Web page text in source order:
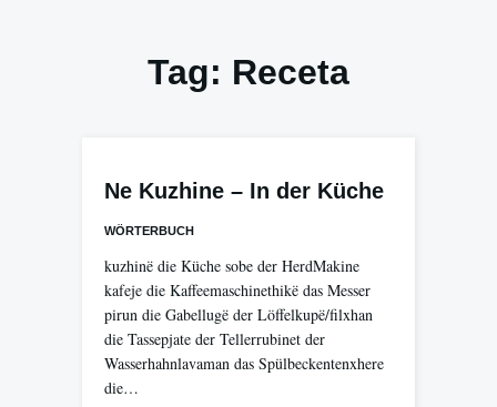
Tag: Receta
Ne Kuzhine – In der Küche
WÖRTERBUCH
kuzhinë die Küche sobe der HerdMakine
kafeje die Kaffeemaschinethikë das Messer
pirun die Gabellugë der Löffelkupë/filxhan
die Tassepjate der Tellerrubinet der
Wasserhahnlavaman das Spülbeckentenxhere
die…